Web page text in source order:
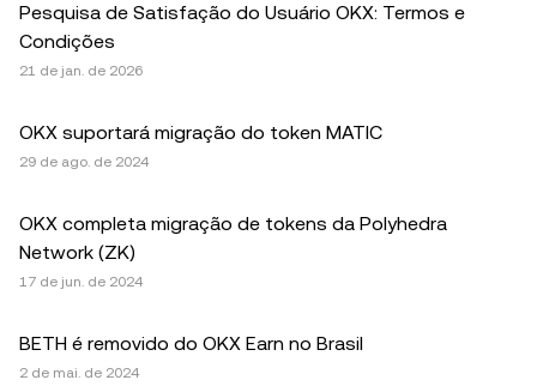
Pesquisa de Satisfação do Usuário OKX: Termos e
Condições
21 de jan. de 2026
OKX suportará migração do token MATIC
29 de ago. de 2024
OKX completa migração de tokens da Polyhedra
Network (ZK)
17 de jun. de 2024
BETH é removido do OKX Earn no Brasil
2 de mai. de 2024